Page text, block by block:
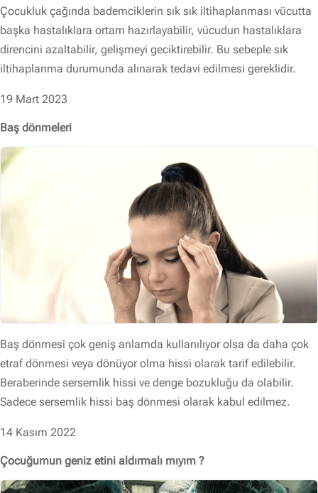
Çocukluk çağında bademciklerin sık sık iltihaplanması vücutta
başka hastalıklara ortam hazırlayabilir, vücudun hastalıklara
direncini azaltabilir, gelişmeyi geciktirebilir. Bu sebeple sık
iltihaplanma durumunda alınarak tedavi edilmesi gereklidir.
19 Mart 2023
Baş dönmeleri
Baş dönmesi çok geniş anlamda kullanılıyor olsa da daha çok
etraf dönmesi veya dönüyor olma hissi olarak tarif edilebilir.
Beraberinde sersemlik hissi ve denge bozukluğu da olabilir.
Sadece sersemlik hissi baş dönmesi olarak kabul edilmez.
14 Kasım 2022
Çocuğumun geniz etini aldırmalı mıyım ?